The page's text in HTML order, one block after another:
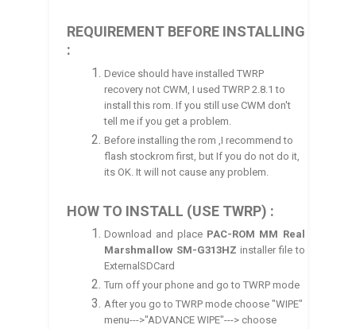
REQUIREMENT BEFORE INSTALLING
:
Device should have installed TWRP
recovery not CWM, I used TWRP 2.8.1 to
install this rom. If you still use CWM don't
tell me if you get a problem.
Before installing the rom ,I recommend to
flash stockrom first, but If you do not do it,
its OK. It will not cause any problem.
HOW TO INSTALL (USE TWRP) :
Download and place PAC-ROM MM Real
Marshmallow SM-G313HZ installer file to
ExternalSDCard
Turn off your phone and go to TWRP mode
After you go to TWRP mode choose "WIPE"
menu--->"ADVANCE WIPE"---> choose